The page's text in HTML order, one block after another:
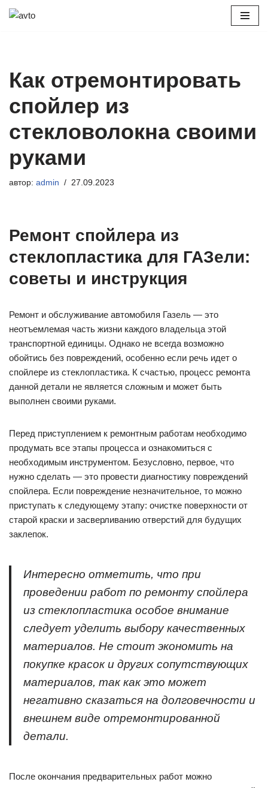
Как отремонтировать
спойлер из
стекловолокна своими
руками
автор: admin 27.09.2023
Ремонт спойлера из
стеклопластика для ГАЗели:
советы и инструкция
Ремонт и обслуживание автомобиля Газель — это
неотъемлемая часть жизни каждого владельца этой
транспортной единицы. Однако не всегда возможно
обойтись без повреждений, особенно если речь идет о
спойлере из стеклопластика. К счастью, процесс ремонта
данной детали не является сложным и может быть
выполнен своими руками.
Перед приступлением к ремонтным работам необходимо
продумать все этапы процесса и ознакомиться с
необходимым инструментом. Безусловно, первое, что
нужно сделать — это провести диагностику повреждений
спойлера. Если повреждение незначительное, то можно
приступать к следующему этапу: очистке поверхности от
старой краски и засверливанию отверстий для будущих
заклепок.
Интересно отметить, что при
проведении работ по ремонту спойлера
из стеклопластика особое внимание
следует уделить выбору качественных
материалов. Не стоит экономить на
покупке красок и других сопутствующих
материалов, так как это может
негативно сказаться на долговечности и
внешнем виде отремонтированной
детали.
После окончания предварительных работ можно